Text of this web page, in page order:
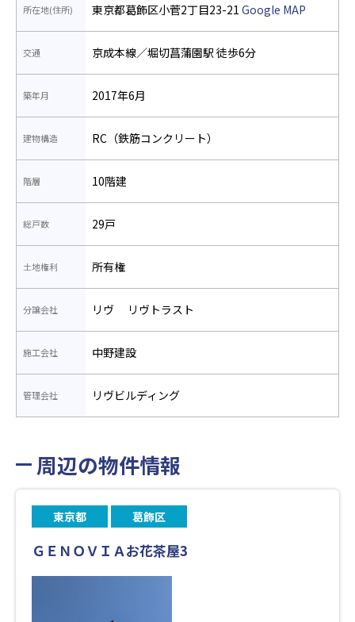
所在地(住所) 東京都葛飾区小菅2丁目23-21 Google MAP
交通 京成本線／堀切菖蒲園駅 徒歩6分
築年月 2017年6月
建物構造 RC（鉄筋コンクリート）
階層 10階建
総戸数 29戸
土地権利 所有権
分譲会社 リヴ リヴトラスト
施工会社 中野建設
管理会社 リヴビルディング
周辺の物件情報
東京都 葛飾区
ＧＥＮＯＶＩＡお花茶屋3